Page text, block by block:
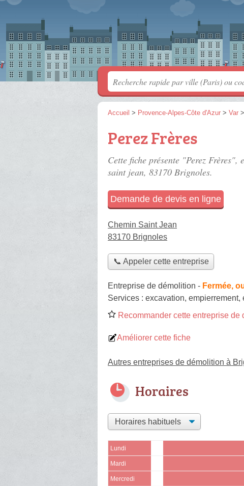
Accueil > Provence-Alpes-Côte d'Azur > Var >
Perez Frères
Cette fiche présente "Perez
saint jean, 83170 Brignoles.
Demande de devis en ligne
Chemin Saint Jean
83170 Brignoles
📞 Appeler cette entreprise
Entreprise de démolition - Fermée,
Services : excavation, empierrement,
Recommander cette entreprise de
Améliorer cette fiche
Autres entreprises de démolition à
Horaires
Lundi
Mardi
Mercredi